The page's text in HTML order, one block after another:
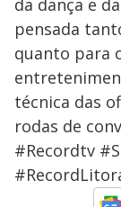
da dança e
pensada
quanto para
técnica das
rodas de
#Recordtv